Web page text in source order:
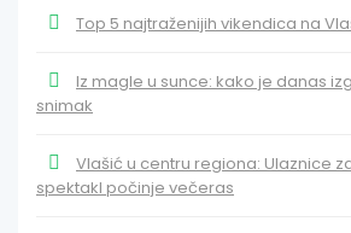
Top 5 najtraženijih vikendica na
Iz magle u sunce: kako je danas
snimak
Vlašić u centru regiona: Ulaznice
spektakl počinje večeras